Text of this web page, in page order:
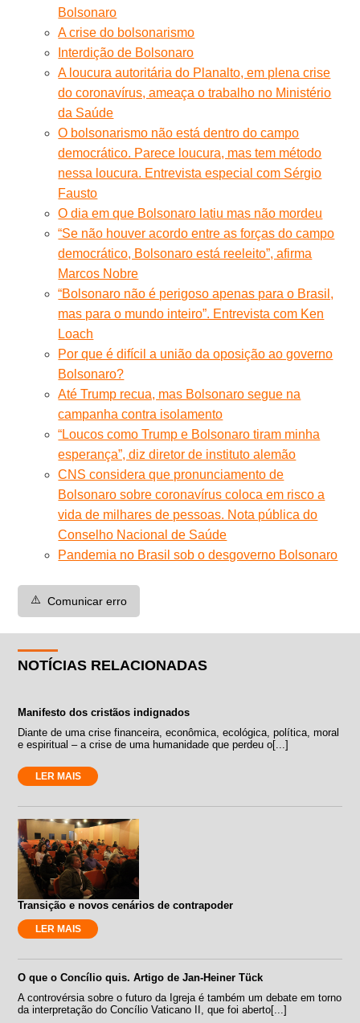
Bolsonaro
A crise do bolsonarismo
Interdição de Bolsonaro
A loucura autoritária do Planalto, em plena crise
do coronavírus, ameaça o trabalho no Ministério
da Saúde
O bolsonarismo não está dentro do campo
democrático. Parece loucura, mas tem método
nessa loucura. Entrevista especial com Sérgio
Fausto
O dia em que Bolsonaro latiu mas não mordeu
“Se não houver acordo entre as forças do campo
democrático, Bolsonaro está reeleito”, afirma
Marcos Nobre
“Bolsonaro não é perigoso apenas para o Brasil,
mas para o mundo inteiro”. Entrevista com Ken
Loach
Por que é difícil a união da oposição ao governo
Bolsonaro?
Até Trump recua, mas Bolsonaro segue na
campanha contra isolamento
“Loucos como Trump e Bolsonaro tiram minha
esperança”, diz diretor de instituto alemão
CNS considera que pronunciamento de
Bolsonaro sobre coronavírus coloca em risco a
vida de milhares de pessoas. Nota pública do
Conselho Nacional de Saúde
Pandemia no Brasil sob o desgoverno Bolsonaro
⚠️ Comunicar erro
NOTÍCIAS RELACIONADAS
Manifesto dos cristãos indignados
Diante de uma crise financeira, econômica, ecológica, política, moral
e espiritual – a crise de uma humanidade que perdeu o[...]
LER MAIS
Transição e novos cenários de contrapoder
LER MAIS
O que o Concílio quis. Artigo de Jan-Heiner Tück
A controvérsia sobre o futuro da Igreja é também um debate em torno
da interpretação do Concílio Vaticano II, que foi aberto[...]